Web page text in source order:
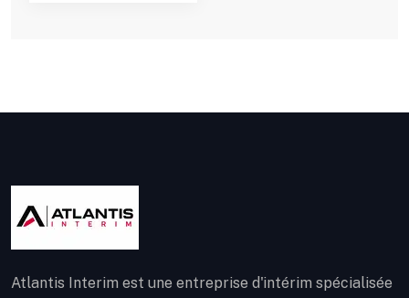
Atlantis Interim est une entreprise d'intérim spécialisée